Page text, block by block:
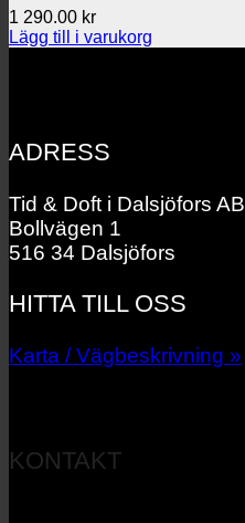
1 290.00 kr
Lägg till i varukorg
ADRESS
Tid & Doft i Dalsjöfors AB
Bollvägen 1
516 34 Dalsjöfors
HITTA TILL OSS
Karta / Vägbeskrivning »
KONTAKT